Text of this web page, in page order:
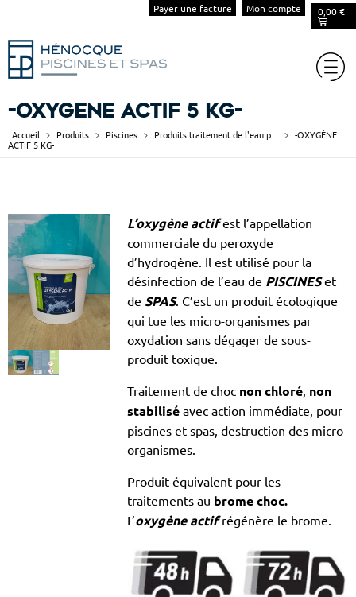
Payer une facture Mon compte 0,00 €
-OXYGÈNE ACTIF 5 KG-
Accueil Produits Piscines Produits traitement de l'eau p...
-OXYGÈNE
ACTIF 5 KG-
L’oxygène actifest l’appellation
commerciale du peroxyde
d’hydrogène. Il est utilisé pour la
désinfection de l’eau de PISCINES et
de SPAS. C’est un produit écologique
qui tue les micro-organismes par
oxydation sans dégager de sous-
produit toxique.
Traitement de choc non chloré, non
stabiliséavec action immédiate, pour
piscines et spas, destruction des micro-
organismes.
Produit équivalent pour les
traitements au brome choc.
L’oxygène actifrégénère le brome.